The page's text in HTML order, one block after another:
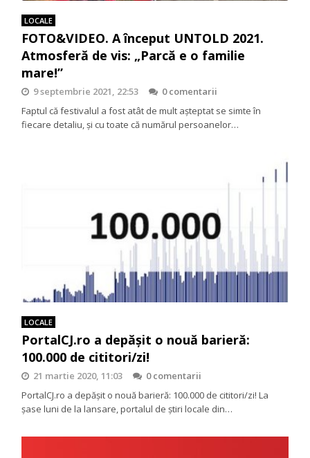
LOCALE
FOTO&VIDEO. A început UNTOLD 2021.
Atmosferă de vis: „Parcă e o familie
mare!”
9 septembrie 2021, 22:53
0 comentarii
Faptul că festivalul a fost atât de mult așteptat se simte în
fiecare detaliu, și cu toate că numărul persoanelor…
LOCALE
PortalCJ.ro a depăşit o nouă barieră:
100.000 de cititori/zi!
21 martie 2020, 11:03
0 comentarii
PortalCJ.ro a depăşit o nouă barieră: 100.000 de cititori/zi! La
şase luni de la lansare, portalul de ştiri locale din…